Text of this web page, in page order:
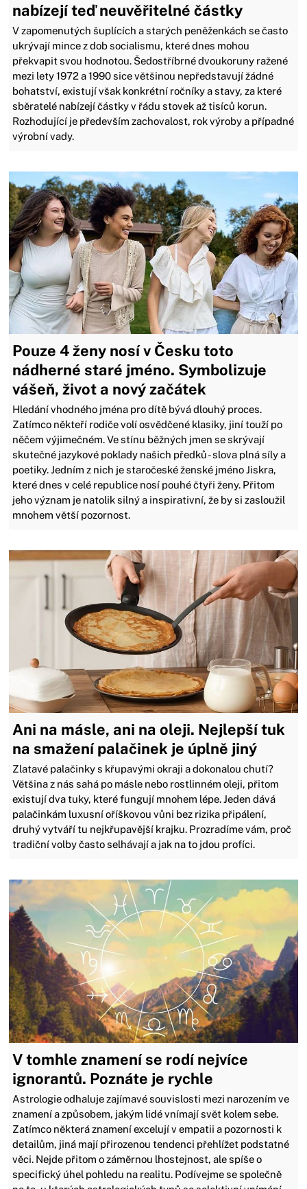
nabízejí teď neuvěřitelné částky
V zapomenutých šuplících a starých peněženkách se často
ukrývají mince z dob socialismu, které dnes mohou
překvapit svou hodnotou. Šedostříbrné dvoukoruny ražené
mezi lety 1972 a 1990 sice většinou nepředstavují žádné
bohatství, existují však konkrétní ročníky a stavy, za které
sběratelé nabízejí částky v řádu stovek až tisíců korun.
Rozhodující je především zachovalost, rok výroby a případné
výrobní vady.
Pouze 4 ženy nosí v Česku toto
nádherné staré jméno. Symbolizuje
vášeň, život a nový začátek
Hledání vhodného jména pro dítě bývá dlouhý proces.
Zatímco někteří rodiče volí osvědčené klasiky, jiní touží po
něčem výjimečném. Ve stínu běžných jmen se skrývají
skutečné jazykové poklady našich předků - slova plná síly a
poetiky. Jedním z nich je staročeské ženské jméno Jiskra,
které dnes v celé republice nosí pouhé čtyři ženy. Přitom
jeho význam je natolik silný a inspirativní, že by si zasloužil
mnohem větší pozornost.
Ani na másle, ani na oleji. Nejlepší tuk
na smažení palačinek je úplně jiný
Zlatavé palačinky s křupavými okraji a dokonalou chutí?
Většina z nás sahá po másle nebo rostlinném oleji, přitom
existují dva tuky, které fungují mnohem lépe. Jeden dává
palačinkám luxusní oříškovou vůni bez rizika připálení,
druhý vytváří tu nejkřupavější krajku. Prozradíme vám, proč
tradiční volby často selhávají a jak na to jdou profíci.
V tomhle znamení se rodí nejvíce
ignorantů. Poznáte je rychle
Astrologie odhaluje zajímavé souvislosti mezi narozením ve
znamení a způsobem, jakým lidé vnímají svět kolem sebe.
Zatímco některá znamení excelují v empatii a pozornosti k
detailům, jiná mají přirozenou tendenci přehlížet podstatné
věci. Nejde přitom o záměrnou lhostejnost, ale spíše o
specifický úhel pohledu na realitu. Podívejme se společně